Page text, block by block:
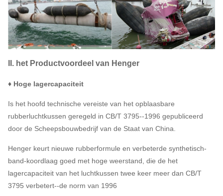
II. het Productvoordeel van Henger
♦ Hoge lagercapaciteit
Is het hoofd technische vereiste van het opblaasbare
rubberluchtkussen geregeld in CB/T 3795--1996 gepubliceerd
door de Scheepsbouwbedrijf van de Staat van China.
Henger keurt nieuwe rubberformule en verbeterde synthetisch-
band-koordlaag goed met hoge weerstand, die de het
lagercapaciteit van het luchtkussen twee keer meer dan CB/T
3795 verbetert--de norm van 1996